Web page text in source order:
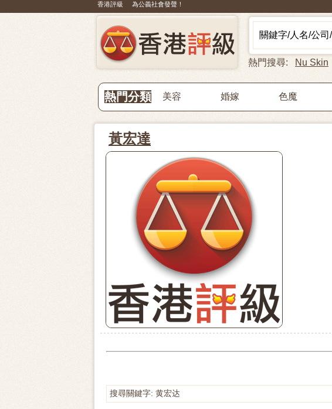
香港評級 為公義社會發聲！
熱門搜尋: Nu Skin
熱門分類 美容 婚嫁 色魔
黃宏達
搜尋關鍵字: 黄宏达